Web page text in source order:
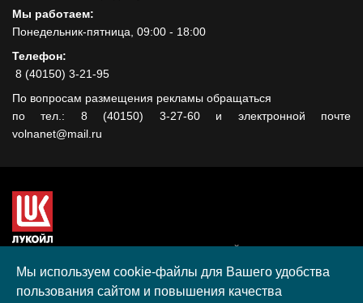
Мы работаем:
Понедельник-пятница, 09:00 - 18:00
Телефон:
8 (40150) 3-21-95
По вопросам размещения рекламы обращаться
по тел.: 8 (40150) 3-27-60 и электронной почте
volnanet@mail.ru
гранта, полученного в рамках XIII Конкурса социальных и
культурных проектов ПАО "ЛУКОЙЛ" на территории
Мы используем cookie-файлы для Вашего удобства
пользования сайтом и повышения качества